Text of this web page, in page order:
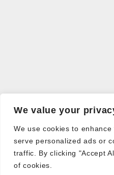
We value your
We use cookies to
serve personalized ads or
traffic. By clicking "Accept
of cookies.